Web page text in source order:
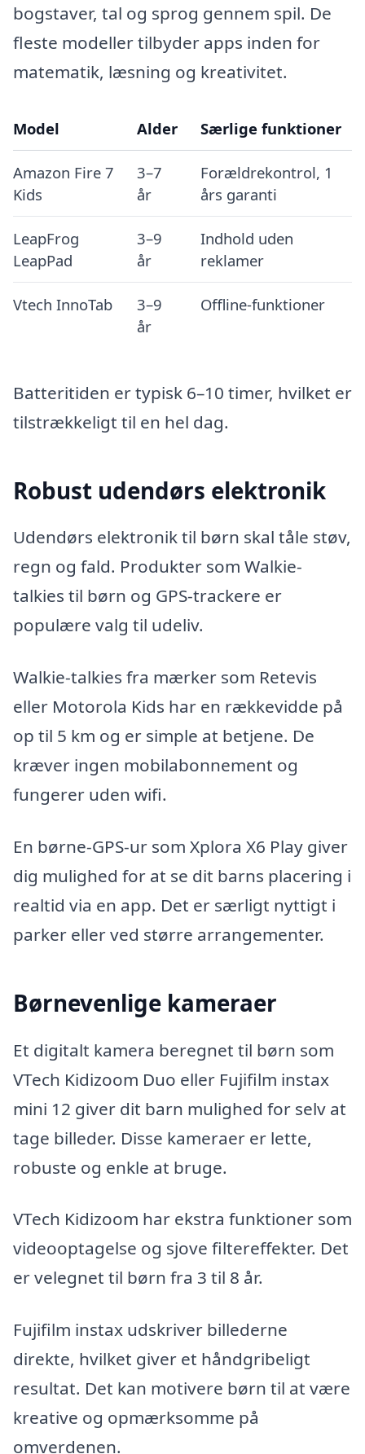
bogstaver, tal og sprog gennem spil. De
fleste modeller tilbyder apps inden for
matematik, læsning og kreativitet.
Model Alder Særlige funktioner
Amazon Fire 7
Kids
3–7
år
Forældrekontrol, 1
års garanti
LeapFrog
LeapPad
3–9
år
Indhold uden
reklamer
Vtech InnoTab
3–9
år
Offline-funktioner
Batteritiden er typisk 6–10 timer, hvilket er
tilstrækkeligt til en hel dag.
Robust udendørs elektronik
Udendørs elektronik til børn skal tåle støv,
regn og fald. Produkter som Walkie-
talkies til børn og GPS-trackere er
populære valg til udeliv.
Walkie-talkies fra mærker som Retevis
eller Motorola Kids har en rækkevidde på
op til 5 km og er simple at betjene. De
kræver ingen mobilabonnement og
fungerer uden wifi.
En børne-GPS-ur som Xplora X6 Play giver
dig mulighed for at se dit barns placering i
realtid via en app. Det er særligt nyttigt i
parker eller ved større arrangementer.
Børnevenlige kameraer
Et digitalt kamera beregnet til børn som
VTech Kidizoom Duo eller Fujifilm instax
mini 12 giver dit barn mulighed for selv at
tage billeder. Disse kameraer er lette,
robuste og enkle at bruge.
VTech Kidizoom har ekstra funktioner som
videooptagelse og sjove filtereffekter. Det
er velegnet til børn fra 3 til 8 år.
Fujifilm instax udskriver billederne
direkte, hvilket giver et håndgribeligt
resultat. Det kan motivere børn til at være
kreative og opmærksomme på
omverdenen.